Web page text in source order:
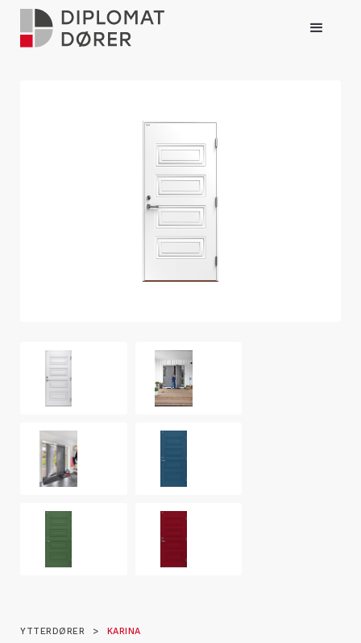
YTTERDØRER > KARINA